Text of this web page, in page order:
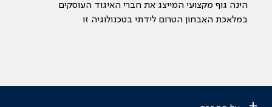
הינה גוף מקצועי המייצג את חברי האיגוד העוסקים
במלאכת האבחון הטרום לידתי בטכנולוגיה זו